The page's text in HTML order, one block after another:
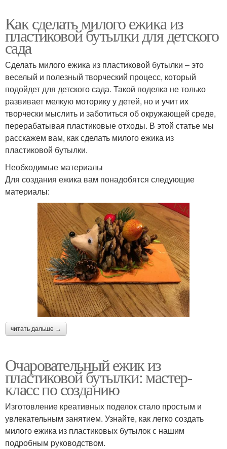
Как сделать милого ежика из
пластиковой бутылки для детского
сада
Сделать милого ежика из пластиковой бутылки – это
веселый и полезный творческий процесс, который
подойдет для детского сада. Такой поделка не только
развивает мелкую моторику у детей, но и учит их
творчески мыслить и заботиться об окружающей среде,
перерабатывая пластиковые отходы. В этой статье мы
расскажем вам, как сделать милого ежика из
пластиковой бутылки.
Необходимые материалы
Для создания ежика вам понадобятся следующие
материалы:
читать дальше →
Очаровательный ежик из
пластиковой бутылки: мастер-
класс по созданию
Изготовление креативных поделок стало простым и
увлекательным занятием. Узнайте, как легко создать
милого ежика из пластиковых бутылок с нашим
подробным руководством.